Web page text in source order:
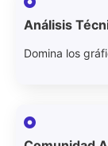
Análisis
Domina los